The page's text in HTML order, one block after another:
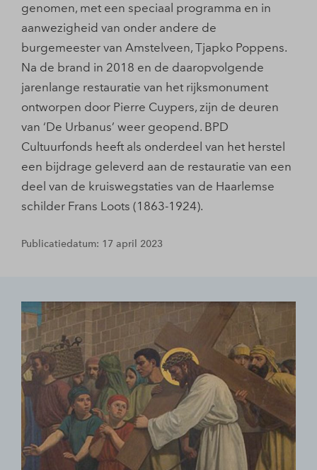
genomen, met een speciaal programma en in
aanwezigheid van onder andere de
burgemeester van Amstelveen, Tjapko Poppens.
Na de brand in 2018 en de daaropvolgende
jarenlange restauratie van het rijksmonument
ontworpen door Pierre Cuypers, zijn de deuren
van ‘De Urbanus’ weer geopend. BPD
Cultuurfonds heeft als onderdeel van het herstel
een bijdrage geleverd aan de restauratie van een
deel van de kruiswegstaties van de Haarlemse
schilder Frans Loots (1863-1924).
Publicatiedatum: 17 april 2023